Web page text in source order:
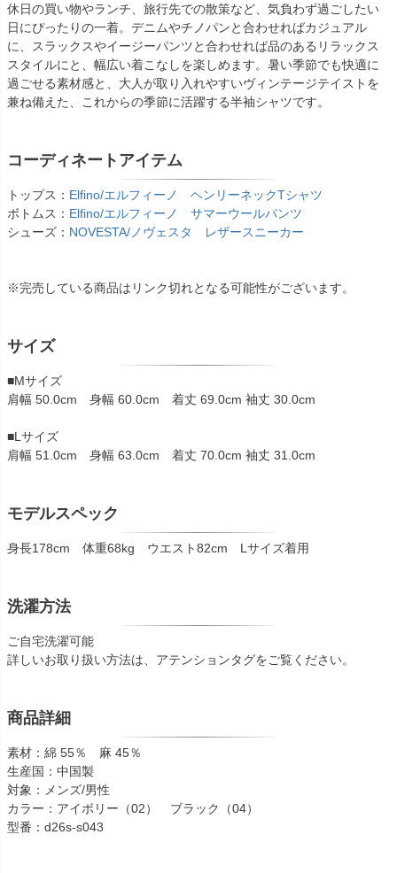
休日の買い物やランチ、旅行先での散策など、気負わず過ごしたい
日にぴったりの一着。デニムやチノパンと合わせればカジュアル
に、スラックスやイージーパンツと合わせれば品のあるリラックス
スタイルにと、幅広い着こなしを楽しめます。暑い季節でも快適に
過ごせる素材感と、大人が取り入れやすいヴィンテージテイストを
兼ね備えた、これからの季節に活躍する半袖シャツです。
コーディネートアイテム
トップス： Elfino/エルフィーノ ヘンリーネックTシャツ
ボトムス： Elfino/エルフィーノ サマーウールパンツ
シューズ： NOVESTA/ノヴェスタ レザースニーカー
※完売している商品はリンク切れとなる可能性がございます。
サイズ
■Mサイズ
肩幅 50.0cm 身幅 60.0cm 着丈 69.0cm 袖丈 30.0cm
■Lサイズ
肩幅 51.0cm 身幅 63.0cm 着丈 70.0cm 袖丈 31.0cm
モデルスペック
身長178cm 体重68kg ウエスト82cm Lサイズ着用
洗濯方法
ご自宅洗濯可能
詳しいお取り扱い方法は、アテンションタグをご覧ください。
商品詳細
素材：綿 55％ 麻 45％
生産国：中国製
対象：メンズ/男性
カラー：アイボリー（02） ブラック（04）
型番：d26s-s043